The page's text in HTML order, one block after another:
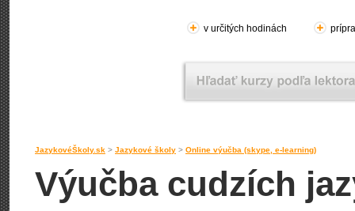
v určitých hodinách
JazykovéŠkoly.sk > Jazykové školy > Online výučba (skype, e-learning)
Výučba cudzích